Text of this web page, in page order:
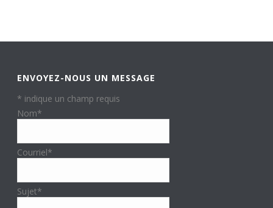
ENVOYEZ-NOUS UN MESSAGE
* indique un champ requis
Nom*
Courriel*
Sujet*